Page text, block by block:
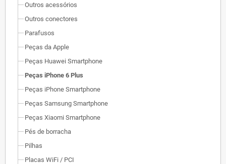
Outros acessórios
Outros conectores
Parafusos
Peças da Apple
Peças Huawei Smartphone
Peças iPhone 6 Plus
Peças iPhone Smartphone
Peças Samsung Smartphone
Peças Xiaomi Smartphone
Pés de borracha
Pilhas
Placas WiFi / PCI